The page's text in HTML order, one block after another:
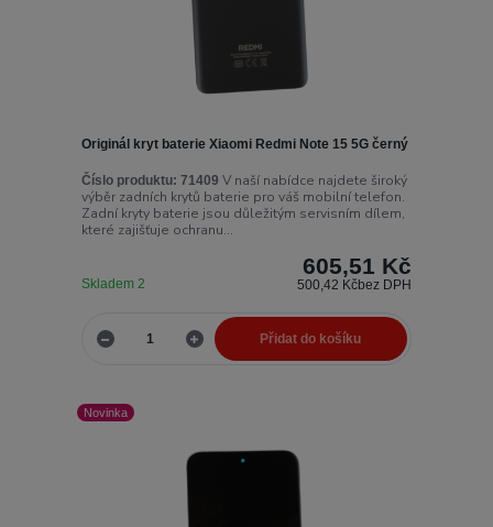
Originál kryt baterie Xiaomi Redmi Note 15 5G černý
Číslo produktu: 71409 V naší nabídce najdete široký
výběr zadních krytů baterie pro váš mobilní telefon.
Zadní kryty baterie jsou důležitým servisním dílem,
které zajišťuje ochranu...
605,51 Kč
500,42 Kčbez DPH
Skladem 2
Přidat do košíku
Novinka